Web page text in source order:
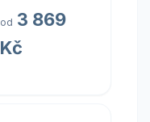
od 3 869
Kč